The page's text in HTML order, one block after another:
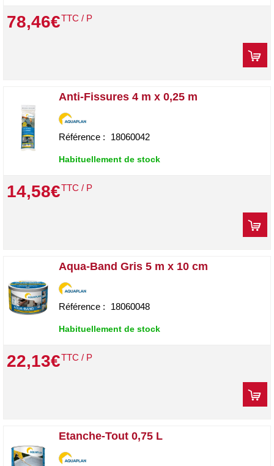
78,46€TTC / P
Anti-Fissures 4 m x 0,25 m
Référence : 18060042
Habituellement de stock
14,58€TTC / P
Aqua-Band Gris 5 m x 10 cm
Référence : 18060048
Habituellement de stock
22,13€TTC / P
Etanche-Tout 0,75 L